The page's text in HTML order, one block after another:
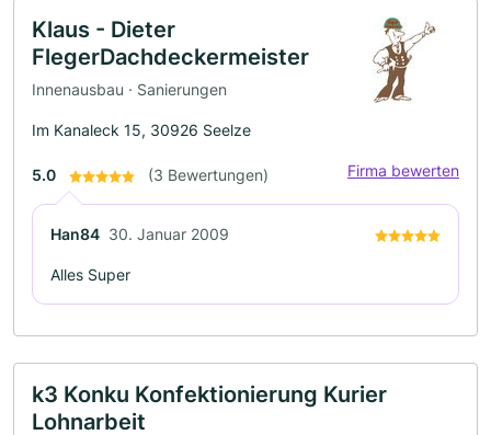
Klaus - Dieter
FlegerDachdeckermeister
Innenausbau · Sanierungen
Im Kanaleck 15, 30926 Seelze
5.0 (3 Bewertungen) Firma bewerten
Han84 30. Januar 2009
Alles Super
k3 Konku Konfektionierung Kurier
Lohnarbeit